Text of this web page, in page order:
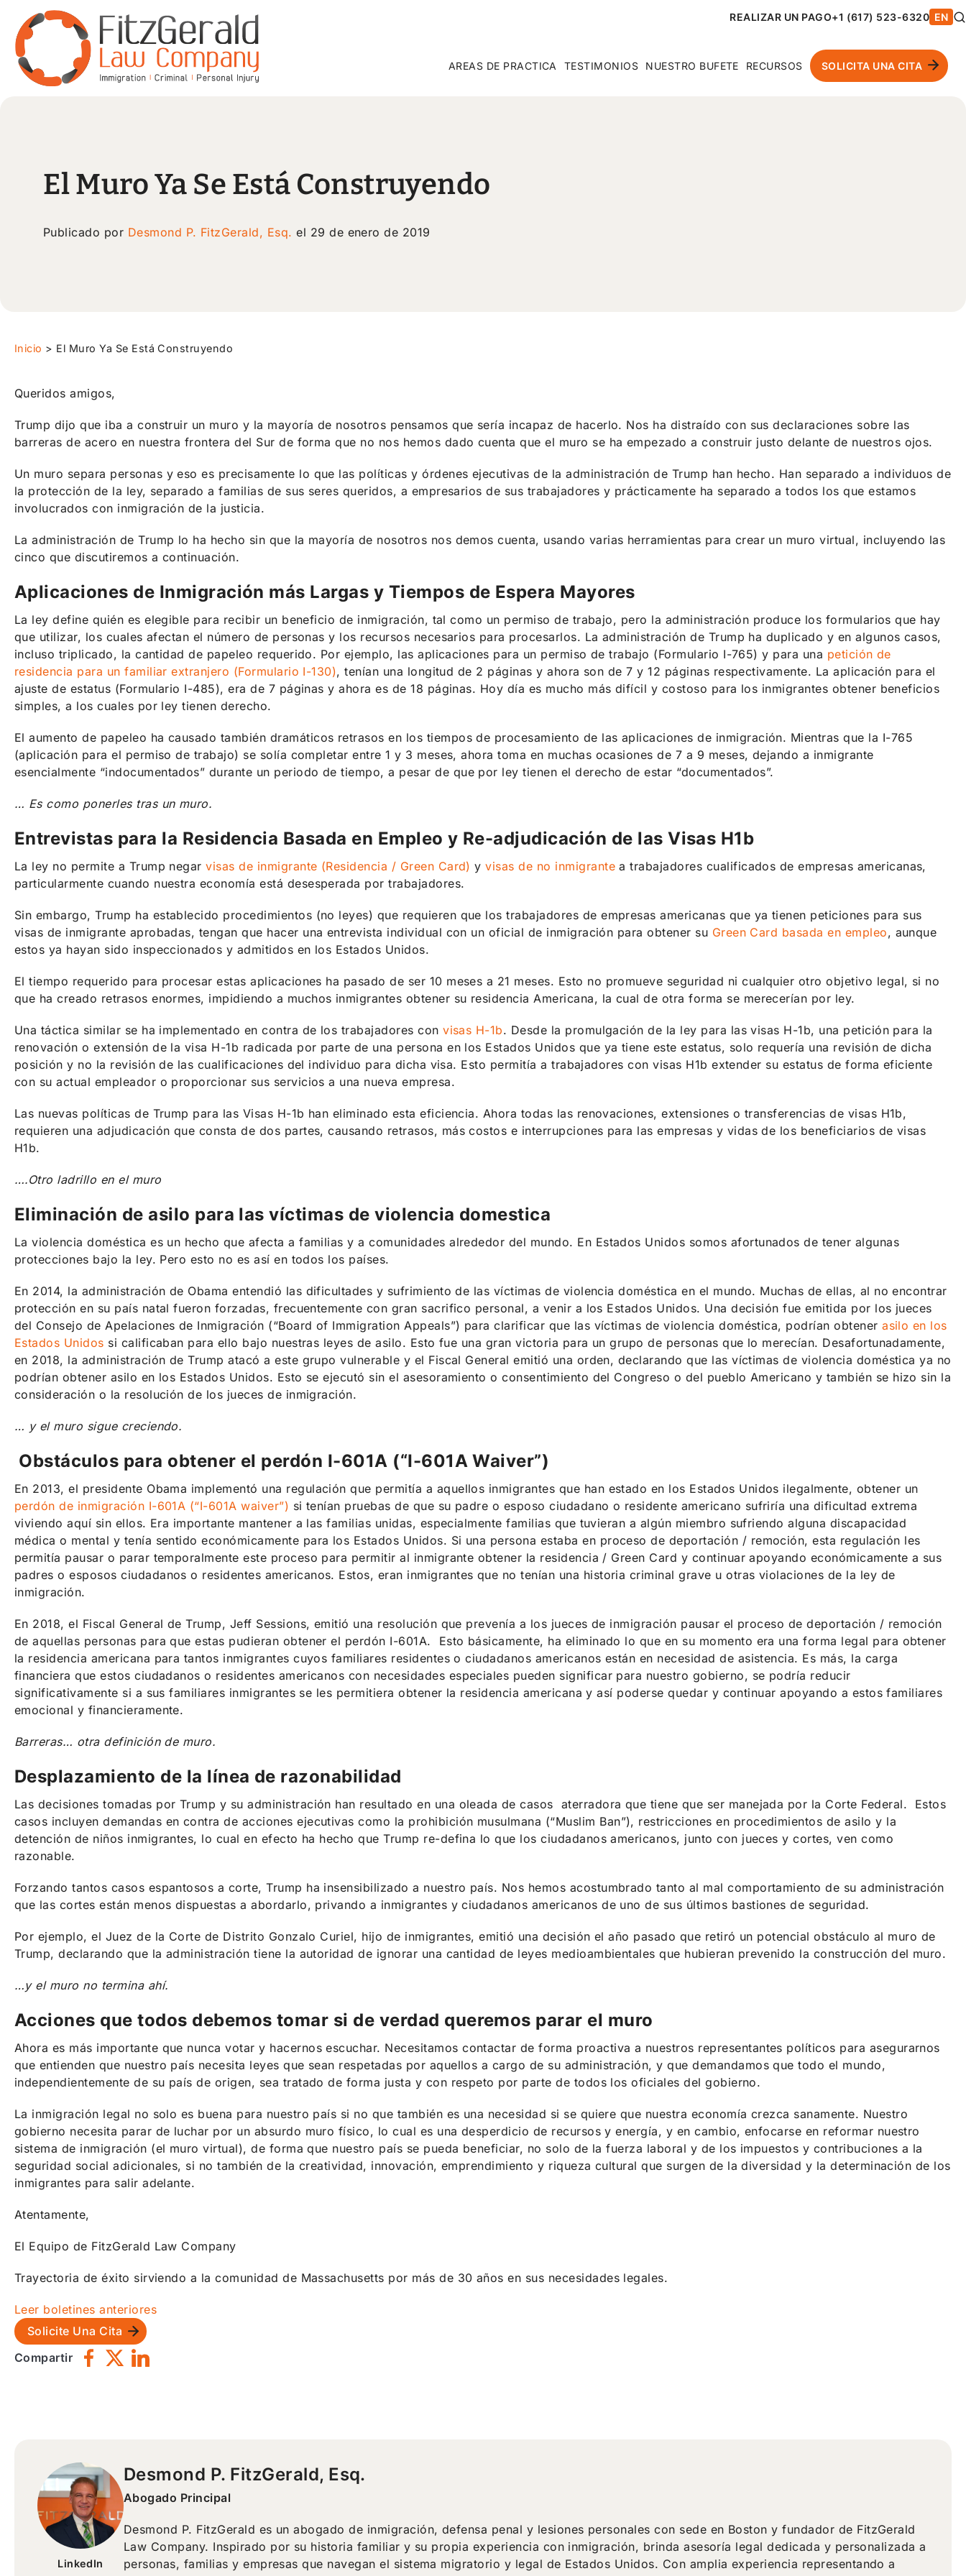
REALIZAR UN PAGO+1 (617) 523-6320 EN
AREAS DE PRACTICA TESTIMONIOS NUESTRO BUFETE RECURSOS SOLICITA UNA CITA
El Muro Ya Se Está Construyendo
Publicado por Desmond P. FitzGerald, Esq. el 29 de enero de 2019
Inicio > El Muro Ya Se Está Construyendo
Queridos amigos,
Trump dijo que iba a construir un muro y la mayoría de nosotros pensamos que sería incapaz de hacerlo. Nos ha distraído con sus declaraciones sobre las
barreras de acero en nuestra frontera del Sur de forma que no nos hemos dado cuenta que el muro se ha empezado a construir justo delante de nuestros ojos.
Un muro separa personas y eso es precisamente lo que las políticas y órdenes ejecutivas de la administración de Trump han hecho. Han separado a individuos de
la protección de la ley, separado a familias de sus seres queridos, a empresarios de sus trabajadores y prácticamente ha separado a todos los que estamos
involucrados con inmigración de la justicia.
La administración de Trump lo ha hecho sin que la mayoría de nosotros nos demos cuenta, usando varias herramientas para crear un muro virtual, incluyendo las
cinco que discutiremos a continuación.
Aplicaciones de Inmigración más Largas y Tiempos de Espera Mayores
La ley define quién es elegible para recibir un beneficio de inmigración, tal como un permiso de trabajo, pero la administración produce los formularios que hay
que utilizar, los cuales afectan el número de personas y los recursos necesarios para procesarlos. La administración de Trump ha duplicado y en algunos casos,
incluso triplicado, la cantidad de papeleo requerido. Por ejemplo, las aplicaciones para un permiso de trabajo (Formulario I-765) y para una petición de
residencia para un familiar extranjero (Formulario I-130), tenían una longitud de 2 páginas y ahora son de 7 y 12 páginas respectivamente. La aplicación para el
ajuste de estatus (Formulario I-485), era de 7 páginas y ahora es de 18 páginas. Hoy día es mucho más difícil y costoso para los inmigrantes obtener beneficios
simples, a los cuales por ley tienen derecho.
El aumento de papeleo ha causado también dramáticos retrasos en los tiempos de procesamiento de las aplicaciones de inmigración. Mientras que la I-765
(aplicación para el permiso de trabajo) se solía completar entre 1 y 3 meses, ahora toma en muchas ocasiones de 7 a 9 meses, dejando a inmigrante
esencialmente “indocumentados” durante un periodo de tiempo, a pesar de que por ley tienen el derecho de estar “documentados”.
… Es como ponerles tras un muro.
Entrevistas para la Residencia Basada en Empleo y Re-adjudicación de las Visas H1b
La ley no permite a Trump negarvisas de inmigrante (Residencia / Green Card) yvisas de no inmigrante a trabajadores cualificados de empresas americanas,
particularmente cuando nuestra economía está desesperada por trabajadores.
Sin embargo, Trump ha establecido procedimientos (no leyes) que requieren que los trabajadores de empresas americanas que ya tienen peticiones para sus
visas de inmigrante aprobadas, tengan que hacer una entrevista individual con un oficial de inmigración para obtener su Green Card basada en empleo, aunque
estos ya hayan sido inspeccionados y admitidos en los Estados Unidos.
El tiempo requerido para procesar estas aplicaciones ha pasado de ser 10 meses a 21 meses. Esto no promueve seguridad ni cualquier otro objetivo legal, si no
que ha creado retrasos enormes, impidiendo a muchos inmigrantes obtener su residencia Americana, la cual de otra forma se merecerían por ley.
Una táctica similar se ha implementado en contra de los trabajadores convisas H-1b. Desde la promulgación de la ley para las visas H-1b, una petición para la
renovación o extensión de la visa H-1b radicada por parte de una persona en los Estados Unidos que ya tiene este estatus, solo requería una revisión de dicha
posición y no la revisión de las cualificaciones del individuo para dicha visa. Esto permitía a trabajadores con visas H1b extender su estatus de forma eficiente
con su actual empleador o proporcionar sus servicios a una nueva empresa.
Las nuevas políticas de Trump para las Visas H-1b han eliminado esta eficiencia. Ahora todas las renovaciones, extensiones o transferencias de visas H1b,
requieren una adjudicación que consta de dos partes, causando retrasos, más costos e interrupciones para las empresas y vidas de los beneficiarios de visas
H1b.
….Otro ladrillo en el muro
Eliminación de asilo para las víctimas de violencia domestica
La violencia doméstica es un hecho que afecta a familias y a comunidades alrededor del mundo. En Estados Unidos somos afortunados de tener algunas
protecciones bajo la ley. Pero esto no es así en todos los países.
En 2014, la administración de Obama entendió las dificultades y sufrimiento de las víctimas de violencia doméstica en el mundo. Muchas de ellas, al no encontrar
protección en su país natal fueron forzadas, frecuentemente con gran sacrifico personal, a venir a los Estados Unidos. Una decisión fue emitida por los jueces
del Consejo de Apelaciones de Inmigración (“Board of Immigration Appeals”) para clarificar que las víctimas de violencia doméstica, podrían obtenerasilo en los
Estados Unidos si calificaban para ello bajo nuestras leyes de asilo. Esto fue una gran victoria para un grupo de personas que lo merecían. Desafortunadamente,
en 2018, la administración de Trump atacó a este grupo vulnerable y el Fiscal General emitió una orden, declarando que las víctimas de violencia doméstica ya no
podrían obtener asilo en los Estados Unidos. Esto se ejecutó sin el asesoramiento o consentimiento del Congreso o del pueblo Americano y también se hizo sin la
consideración o la resolución de los jueces de inmigración.
… y el muro sigue creciendo.
Obstáculos para obtener el perdón I-601A (“I-601A Waiver”)
En 2013, el presidente Obama implementó una regulación que permitía a aquellos inmigrantes que han estado en los Estados Unidos ilegalmente, obtener un
perdón de inmigración I-601A (“I-601A waiver”) si tenían pruebas de que su padre o esposo ciudadano o residente americano sufriría una dificultad extrema
viviendo aquí sin ellos. Era importante mantener a las familias unidas, especialmente familias que tuvieran a algún miembro sufriendo alguna discapacidad
médica o mental y tenía sentido económicamente para los Estados Unidos. Si una persona estaba en proceso de deportación / remoción, esta regulación les
permitía pausar o parar temporalmente este proceso para permitir al inmigrante obtener la residencia / Green Card y continuar apoyando económicamente a sus
padres o esposos ciudadanos o residentes americanos. Estos, eran inmigrantes que no tenían una historia criminal grave u otras violaciones de la ley de
inmigración.
En 2018, el Fiscal General de Trump, Jeff Sessions, emitió una resolución que prevenía a los jueces de inmigración pausar el proceso de deportación / remoción
de aquellas personas para que estas pudieran obtener el perdón I-601A. Esto básicamente, ha eliminado lo que en su momento era una forma legal para obtener
la residencia americana para tantos inmigrantes cuyos familiares residentes o ciudadanos americanos están en necesidad de asistencia. Es más, la carga
financiera que estos ciudadanos o residentes americanos con necesidades especiales pueden significar para nuestro gobierno, se podría reducir
significativamente si a sus familiares inmigrantes se les permitiera obtener la residencia americana y así poderse quedar y continuar apoyando a estos familiares
emocional y financieramente.
Barreras… otra definición de muro.
Desplazamiento de la línea de razonabilidad
Las decisiones tomadas por Trump y su administración han resultado en una oleada de casos aterradora que tiene que ser manejada por la Corte Federal. Estos
casos incluyen demandas en contra de acciones ejecutivas como la prohibición musulmana (“Muslim Ban”), restricciones en procedimientos de asilo y la
detención de niños inmigrantes, lo cual en efecto ha hecho que Trump re-defina lo que los ciudadanos americanos, junto con jueces y cortes, ven como
razonable.
Forzando tantos casos espantosos a corte, Trump ha insensibilizado a nuestro país. Nos hemos acostumbrado tanto al mal comportamiento de su administración
que las cortes están menos dispuestas a abordarlo, privando a inmigrantes y ciudadanos americanos de uno de sus últimos bastiones de seguridad.
Por ejemplo, el Juez de la Corte de Distrito Gonzalo Curiel, hijo de inmigrantes, emitió una decisión el año pasado que retiró un potencial obstáculo al muro de
Trump, declarando que la administración tiene la autoridad de ignorar una cantidad de leyes medioambientales que hubieran prevenido la construcción del muro.
…y el muro no termina ahí.
Acciones que todos debemos tomar si de verdad queremos parar el muro
Ahora es más importante que nunca votar y hacernos escuchar. Necesitamos contactar de forma proactiva a nuestros representantes políticos para asegurarnos
que entienden que nuestro país necesita leyes que sean respetadas por aquellos a cargo de su administración, y que demandamos que todo el mundo,
independientemente de su país de origen, sea tratado de forma justa y con respeto por parte de todos los oficiales del gobierno.
La inmigración legal no solo es buena para nuestro país si no que también es una necesidad si se quiere que nuestra economía crezca sanamente. Nuestro
gobierno necesita parar de luchar por un absurdo muro físico, lo cual es una desperdicio de recursos y energía, y en cambio, enfocarse en reformar nuestro
sistema de inmigración (el muro virtual), de forma que nuestro país se pueda beneficiar, no solo de la fuerza laboral y de los impuestos y contribuciones a la
seguridad social adicionales, si no también de la creatividad, innovación, emprendimiento y riqueza cultural que surgen de la diversidad y la determinación de los
inmigrantes para salir adelante.
Atentamente,
El Equipo de FitzGerald Law Company
Trayectoria de éxito sirviendo a la comunidad de Massachusetts por más de 30 años en sus necesidades legales.
Leer boletines anteriores
Solicite Una Cita
Compartir
LinkedIn
Desmond P. FitzGerald, Esq.
Abogado Principal
Desmond P. FitzGerald es un abogado de inmigración, defensa penal y lesiones personales con sede en Boston y fundador de FitzGerald
Law Company. Inspirado por su historia familiar y su propia experiencia con inmigración, brinda asesoría legal dedicada y personalizada a
personas, familias y empresas que navegan el sistema migratorio y legal de Estados Unidos. Con amplia experiencia representando a